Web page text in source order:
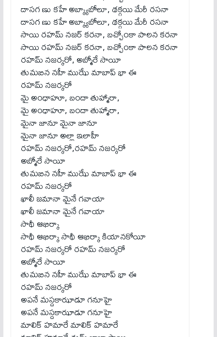
దాసగ ణు కహే అబ్క్యాబోలూ, థక్గయి మేరీ రసనా
దాసగ ణు కహే అబ్క్యాబోలూ, థక్గయి మేరీ రసనా
సాయి రహమ్ నజర్ కరనా, బచ్చోంకా పాలన కరనా
సాయి రహమ్ నజర్ కరనా, బచ్చోంకా పాలన కరనా
రహమ్ నజర్కరో, అబ్మోరే సాయీ
తుమబిన నహీ ముఝే మాబాప్ భా ఈ
రహమ్ నజర్కరో
మై అంధాహూ, బందా తుహ్మారా,
మై అంధాహూ, బందా తుహ్మారా,
మైనా జానూ మైనా జానూ
మైనా జానూ అల్లా ఇలాహీ
రహమ్ నజర్కరో,రహమ్ నజర్కరో
అబ్మోరే సాయీ
తుమబిన నహీ ముఝే మాబాప్ భా ఈ
రహమ్ నజర్కరో
ఖాలీ జమానా మైనే గవాయా
ఖాలీ జమానా మైనే గవాయా
సాథీ ఆఖిర్కా
సాథీ ఆఖిర్కా సాథీ ఆఖిర్కా కియానకోయీ
రహమ్ నజర్కరో రహమ్ నజర్కరో
అబ్మోరే సాయీ
తుమబిన నహీ ముఝే మాబాప్ భా ఈ
రహమ్ నజర్కరో
అపనే మస్దకాఝాడూ గనూహై
అపనే మస్దకాఝాడూ గనూహై
మాలిక్ హమారే మాలిక్ హమారే